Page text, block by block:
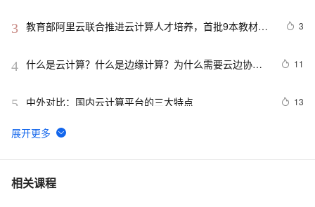
3 教育部阿里云联合推进云计算人才培养，首批9本教材出
3
4 什么是云计算？什么是边缘计算？为什么需要云边协
11
5 中外对比：国内云计算平台的三大特点 13
6
《阿里云认证的解析与实战-云计算ACP认证》——前言
7 🚀 阿里云计算巢一键部署 OpenManus 社区版：释放 AI
相关课程